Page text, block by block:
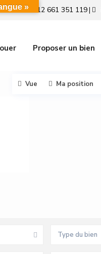
+212 661 351 119|
Proposer un bien
Vue Ma position
Type du bien
»